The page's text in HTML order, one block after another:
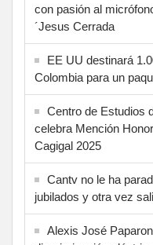
con pasión al
´Jesus Cerrada
EE UU destinará
Colombia para un
Centro de Estudios
celebra Mención
Cagigal 2025
Cantv no le ha
jubilados y otra vez
Alexis José